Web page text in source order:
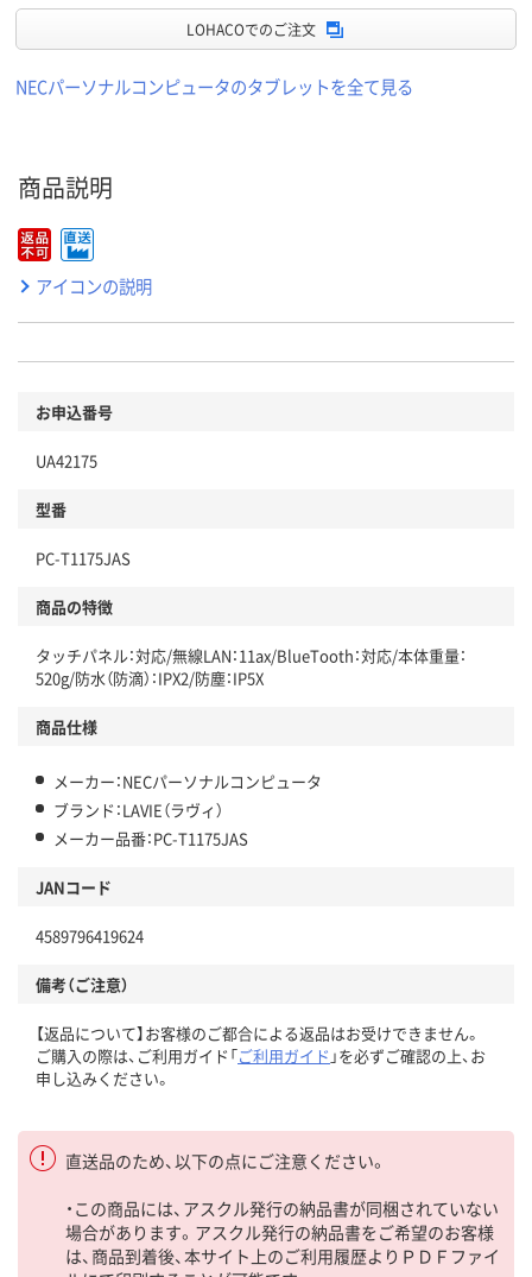
LOHACOでのご注文
NECパーソナルコンピュータのタブレットを全て見る
商品説明
アイコンの説明
お申込番号
UA42175
型番
PC-T1175JAS
商品の特徴
タッチパネル：対応/無線LAN：11ax/BlueTooth：対応/本体重量：
520g/防水（防滴）：IPX2/防塵：IP5X
商品仕様
メーカー：NECパーソナルコンピュータ
ブランド：LAVIE（ラヴィ）
メーカー品番：PC-T1175JAS
JANコード
4589796419624
備考（ご注意）
【返品について】お客様のご都合による返品はお受けできません。
ご購入の際は、ご利用ガイド「ご利用ガイド 」を必ずご確認の上、お
申し込みください。
直送品のため、以下の点にご注意ください。
・この商品には、アスクル発行の納品書が同梱されていない
場合があります。アスクル発行の納品書をご希望のお客様
は、商品到着後、本サイト上のご利用履歴よりＰＤＦファイ